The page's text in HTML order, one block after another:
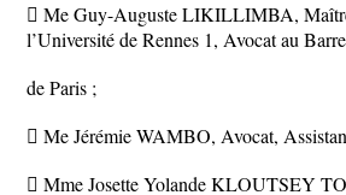
 Me Guy-Auguste LIKILLIMBA,
l’Université de Rennes 1, Avocat au
de Paris ;
 Me Jérémie WAMBO, Avocat,
 Mme Josette Yolande KLOUTSEY